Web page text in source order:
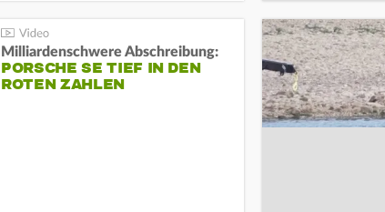
Milliardenschwere Abschreibung:
PORSCHE SE TIEF IN DEN
ROTEN ZAHLEN